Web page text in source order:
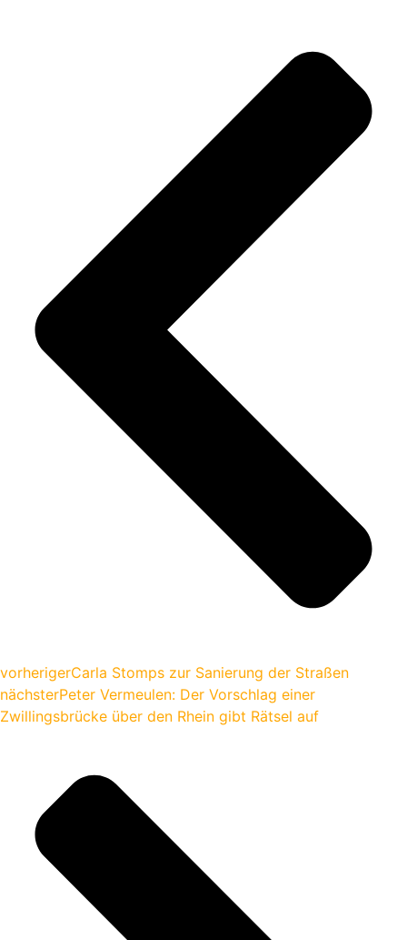
vorherigerCarla Stomps zur Sanierung der Straßen
nächsterPeter Vermeulen: Der Vorschlag einer
Zwillingsbrücke über den Rhein gibt Rätsel auf